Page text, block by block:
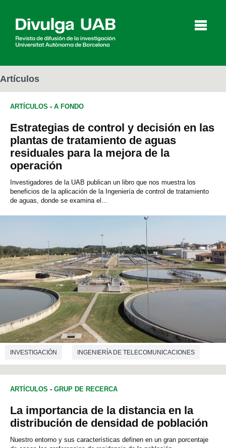
Artículos Entrevistas
Agenda
English Català
BUSCAR
Artículos
ARTÍCULOS - A FONDO
Estrategias de control y decisión en las
plantas de tratamiento de aguas
residuales para la mejora de la
operación
Investigadores de la UAB publican un libro que nos muestra los
beneficios de la aplicación de la Ingeniería de control de tratamiento
de aguas, donde se examina el...
INVESTIGACIÓN INGENIERÍA DE TELECOMUNICACIONES
ARTÍCULOS - GRUP DE RECERCA
La importancia de la distancia en la
distribución de densidad de población
Nuestro entorno y sus características definen en un gran porcentaje